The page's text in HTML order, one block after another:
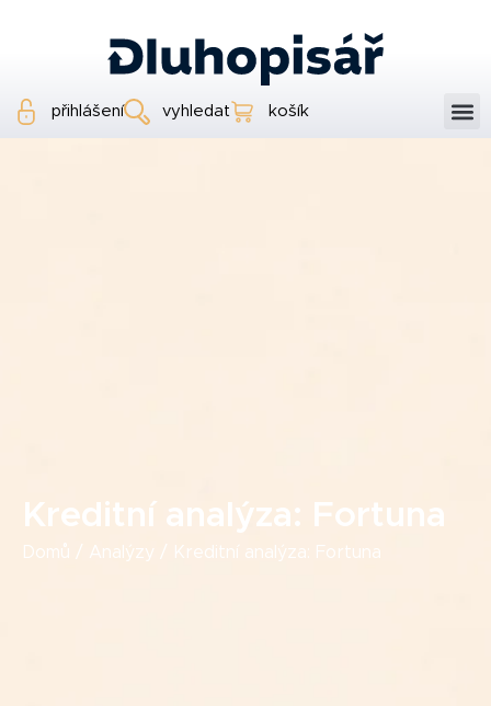
přihlášení vyhledat košík
Kreditní analýza: Fortuna
Domů / Analýzy / Kreditní analýza: Fortuna